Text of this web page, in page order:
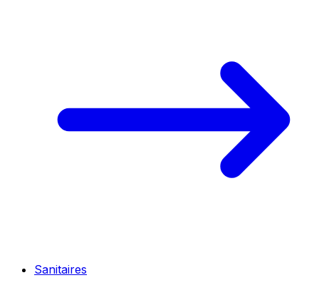
Sanitaires